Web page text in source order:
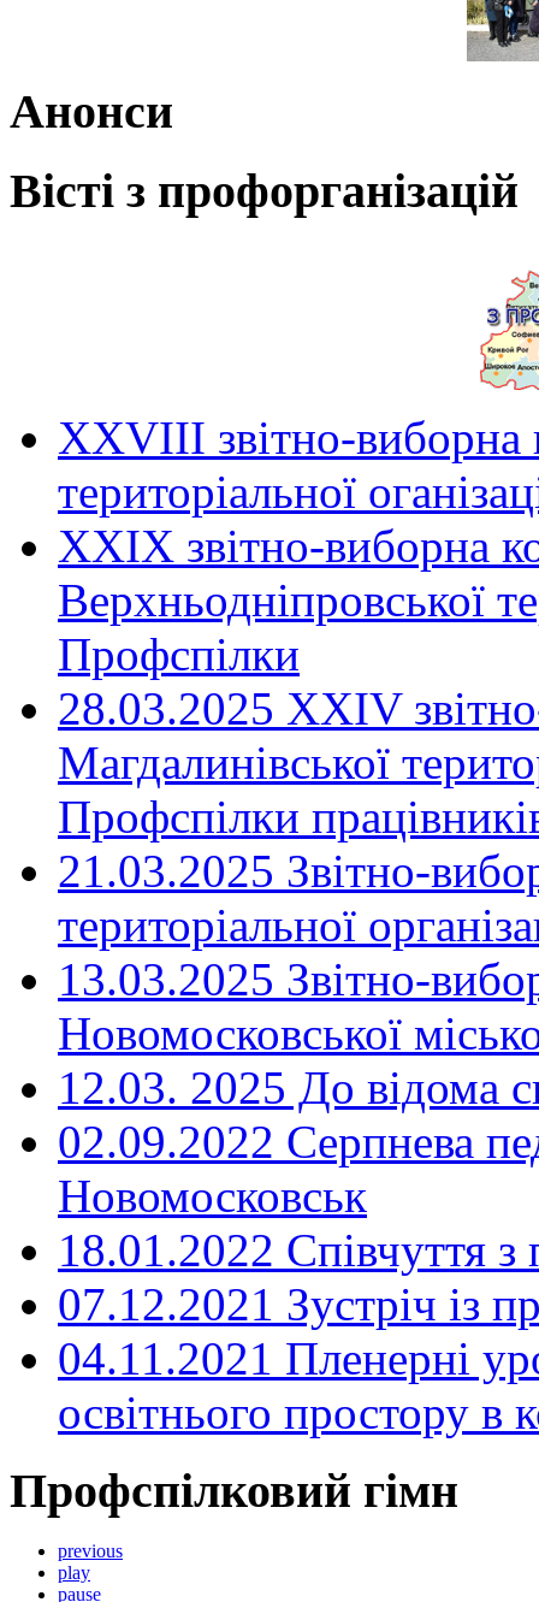
Анонси
Вісті з профорганізацій
ХХVIII звітно-виборна
територіальної
XXIX звітно-виборна
Верхньодніпровської
Профспілки
28.03.2025 ХХІV
Магдалинівської
Профспілки
21.03.2025 Звітно-
територіальної
13.03.2025 Звітно-
Новомосковської
12.03. 2025 До відома
02.09.2022 Серпнева
Новомосковськ
18.01.2022 Співчуття з
07.12.2021 Зустріч із
04.11.2021 Пленерні
освітнього простору
Профспілковий гімн
previous
play
pause